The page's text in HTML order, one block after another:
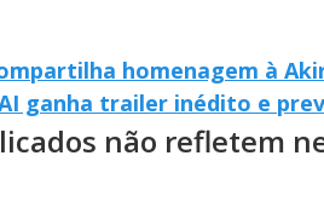
homenagem à
ganha trailer inédito e
não refletem